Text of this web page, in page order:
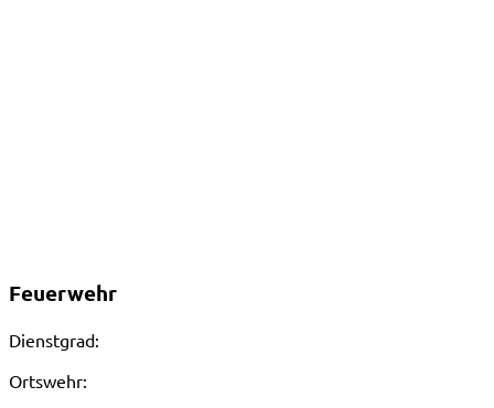
Feuerwehr
Dienstgrad:
Ortswehr: